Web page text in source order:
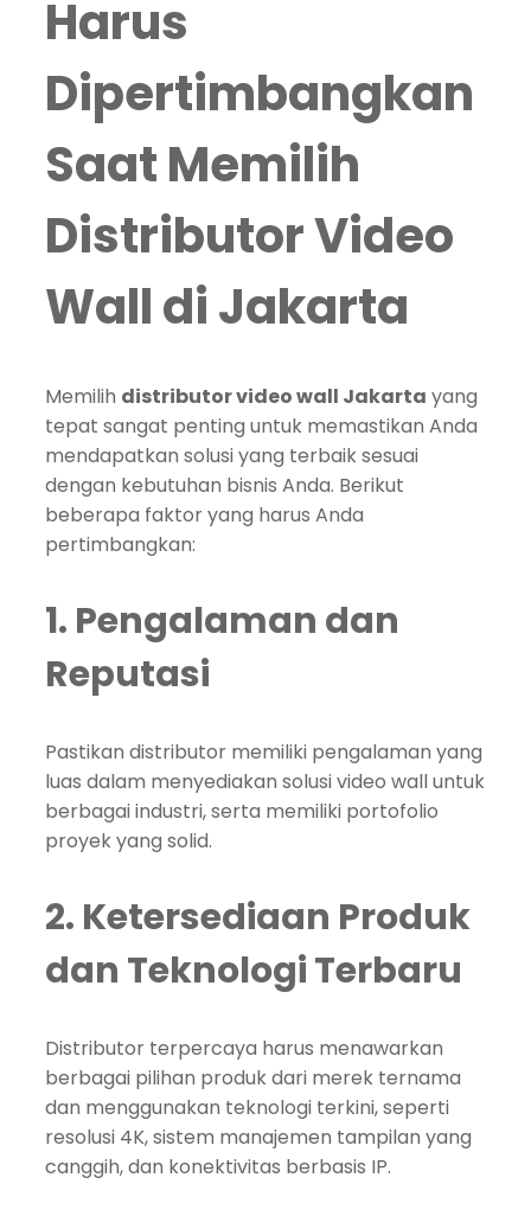
Harus
Dipertimbangkan
Saat Memilih
Distributor Video
Wall di Jakarta
Memilih distributor video wall Jakarta yang
tepat sangat penting untuk memastikan Anda
mendapatkan solusi yang terbaik sesuai
dengan kebutuhan bisnis Anda. Berikut
beberapa faktor yang harus Anda
pertimbangkan:
1. Pengalaman dan
Reputasi
Pastikan distributor memiliki pengalaman yang
luas dalam menyediakan solusi video wall untuk
berbagai industri, serta memiliki portofolio
proyek yang solid.
2. Ketersediaan Produk
dan Teknologi Terbaru
Distributor terpercaya harus menawarkan
berbagai pilihan produk dari merek ternama
dan menggunakan teknologi terkini, seperti
resolusi 4K, sistem manajemen tampilan yang
canggih, dan konektivitas berbasis IP.